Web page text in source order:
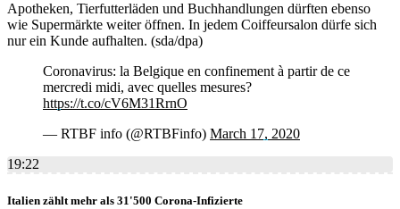
Apotheken, Tierfutterläden und Buchhandlungen dürften ebenso
wie Supermärkte weiter öffnen. In jedem Coiffeursalon dürfe sich
nur ein Kunde aufhalten. (sda/dpa)
Coronavirus: la Belgique en confinement à partir de ce
mercredi midi, avec quelles mesures?
https://t.co/cV6M31RrnO
— RTBF info (@RTBFinfo) March 17, 2020
19:22
Italien zählt mehr als 31'500 Corona-Infizierte